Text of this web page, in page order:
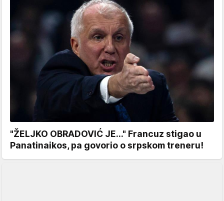
"ŽELJKO OBRADOVIĆ JE..." Francuz stigao u
Panatinaikos, pa govorio o srpskom treneru!